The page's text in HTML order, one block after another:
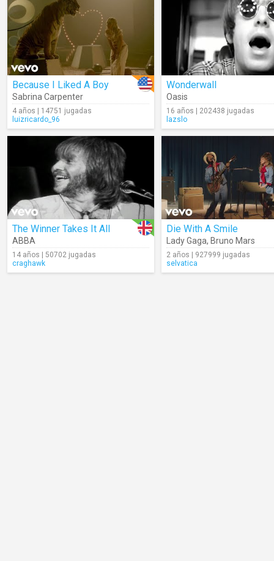
Because I Liked A Boy
Sabrina Carpenter
4 años | 14751 jugadas
luizricardo_96
Wonderwall
Oasis
16 años | 202438 jugadas
lazslo
The Winner Takes It All
ABBA
14 años | 50702 jugadas
craghawk
Die With A Smile
Lady Gaga, Bruno Mars
2 años | 927999 jugadas
selvatica